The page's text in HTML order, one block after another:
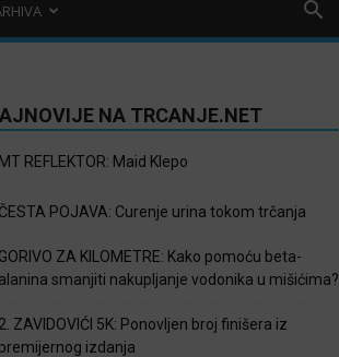
NA TRCANJE.NET
REFLEKTOR: Maid Klepo
POJAVA: Curenje urina tokom trčanja
ZA KILOMETRE: Kako pomoću beta-
smanjiti nakupljanje vodonika u mišićima?
ZAVIDOVIĆI 5K: Ponovljen broj finišera iz
izdanja